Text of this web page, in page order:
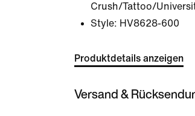
Crush/Tattoo/
Style: HV8628-600
Produktdetails anzeigen
Versand &